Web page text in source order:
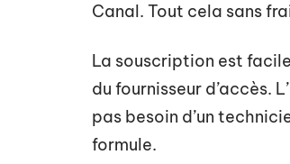
Canal. Tout cela sans
La souscription est
du fournisseur d’accès.
pas besoin d’un
formule.